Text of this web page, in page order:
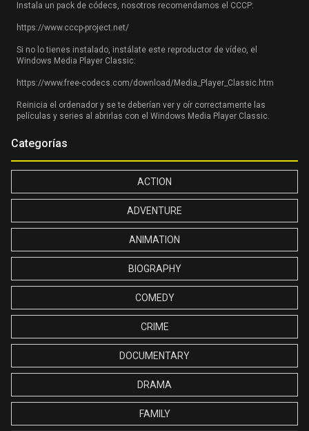
Instala un pack de códecs, nosotros recomendamos el CCCP:
https://www.cccp-project.net/
Si no lo tienes instalado, instálate este reproductor de vídeo, el
Windows Media Player Classic:
https://www.free-codecs.com/download/Media_Player_Classic.htm
Reinicia el ordenador y se te deberían ver y oír correctamente las
películas y series al abrirlas con el Windows Media Player Classic.
Categorías
ACTION
ADVENTURE
ANIMATION
BIOGRAPHY
COMEDY
CRIME
DOCUMENTARY
DRAMA
FAMILY